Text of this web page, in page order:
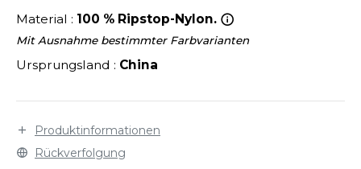
LABEL / TEAR AWAY
ROW
OF THE LOOM
OF THE LOOM VINTAGE
Material : 100 % Ripstop-Nylon.
Mit Ausnahme bestimmter Farbvarianten
Ursprungsland : China
Produktinformationen
Rückverfolgung